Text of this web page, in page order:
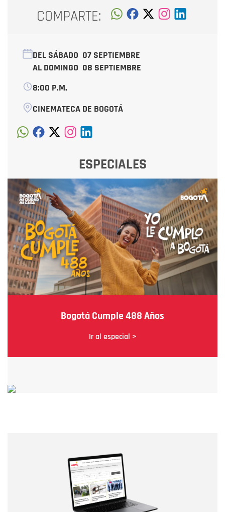
COMPARTE:
DEL SÁBADO 07 SEPTIEMBRE
AL DOMINGO 08 SEPTIEMBRE
8:00 P.M.
CINEMATECA DE BOGOTÁ
ESPECIALES
Bogotá Cumple 488 Años
Ir al especial >
Correo electrónico